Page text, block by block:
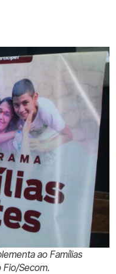
ao Famílias
Fio/Secom.